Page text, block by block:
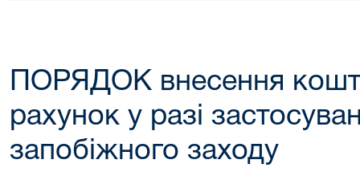
ПОРЯДОК внесення
рахунок у разі
запобіжного заходу